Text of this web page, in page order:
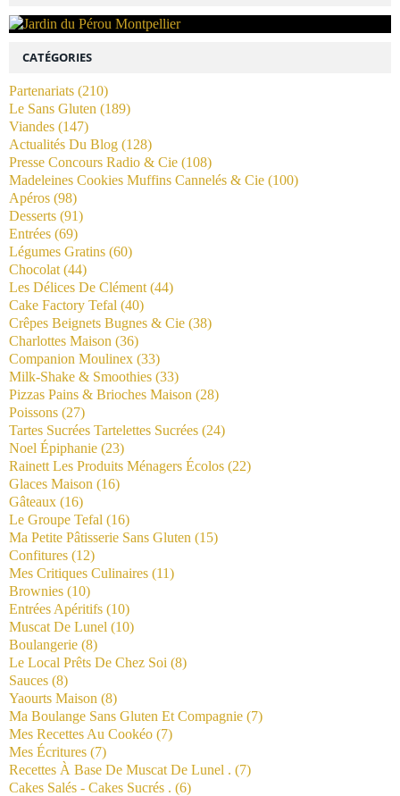
CATÉGORIES
Partenariats (210)
Le Sans Gluten (189)
Viandes (147)
Actualités Du Blog (128)
Presse Concours Radio & Cie (108)
Madeleines Cookies Muffins Cannelés & Cie (100)
Apéros (98)
Desserts (91)
Entrées (69)
Légumes Gratins (60)
Chocolat (44)
Les Délices De Clément (44)
Cake Factory Tefal (40)
Crêpes Beignets Bugnes & Cie (38)
Charlottes Maison (36)
Companion Moulinex (33)
Milk-Shake & Smoothies (33)
Pizzas Pains & Brioches Maison (28)
Poissons (27)
Tartes Sucrées Tartelettes Sucrées (24)
Noel Épiphanie (23)
Rainett Les Produits Ménagers Écolos (22)
Glaces Maison (16)
Gâteaux (16)
Le Groupe Tefal (16)
Ma Petite Pâtisserie Sans Gluten (15)
Confitures (12)
Mes Critiques Culinaires (11)
Brownies (10)
Entrées Apéritifs (10)
Muscat De Lunel (10)
Boulangerie (8)
Le Local Prêts De Chez Soi (8)
Sauces (8)
Yaourts Maison (8)
Ma Boulange Sans Gluten Et Compagnie (7)
Mes Recettes Au Cookéo (7)
Mes Écritures (7)
Recettes À Base De Muscat De Lunel . (7)
Cakes Salés - Cakes Sucrés . (6)